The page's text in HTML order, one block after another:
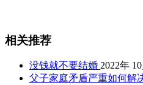
相关推荐
没钱就不要结婚 2022年
父子家庭矛盾严重如何解